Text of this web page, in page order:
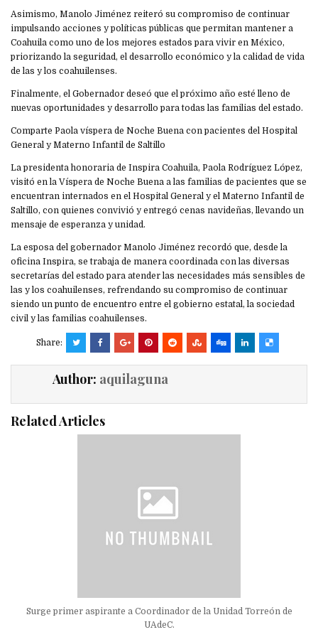
Asimismo, Manolo Jiménez reiteró su compromiso de continuar
impulsando acciones y políticas públicas que permitan mantener a
Coahuila como uno de los mejores estados para vivir en México,
priorizando la seguridad, el desarrollo económico y la calidad de vida
de las y los coahuilenses.
Finalmente, el Gobernador deseó que el próximo año esté lleno de
nuevas oportunidades y desarrollo para todas las familias del estado.
Comparte Paola víspera de Noche Buena con pacientes del Hospital
General y Materno Infantil de Saltillo
La presidenta honoraria de Inspira Coahuila, Paola Rodríguez López,
visitó en la Víspera de Noche Buena a las familias de pacientes que se
encuentran internados en el Hospital General y el Materno Infantil de
Saltillo, con quienes convivió y entregó cenas navideñas, llevando un
mensaje de esperanza y unidad.
La esposa del gobernador Manolo Jiménez recordó que, desde la
oficina Inspira, se trabaja de manera coordinada con las diversas
secretarías del estado para atender las necesidades más sensibles de
las y los coahuilenses, refrendando su compromiso de continuar
siendo un punto de encuentro entre el gobierno estatal, la sociedad
civil y las familias coahuilenses.
Share:
Author: aquilaguna
Related Articles
Surge primer aspirante a Coordinador de la Unidad Torreón de
UAdeC.